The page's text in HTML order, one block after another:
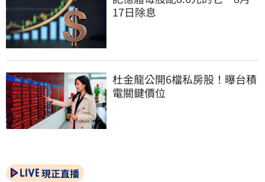
17日除息
杜金龍公開6檔私房股！曝台積
電關鍵價位
現正直播